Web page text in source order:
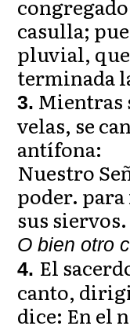
casulla;
pluvial,
terminada
3. Mientras
velas, se
antífona:
Nuestro
poder.
sus
O bien otro
4. El
canto,
dice: En el